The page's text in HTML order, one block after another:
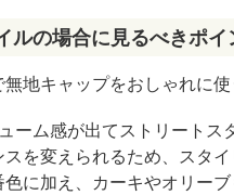
ルの場合に見るべきポイ
地キャップをおしゃれに
ーム感が出てストリートス
スを変えられるため、スタ
色に加え、カーキやオリー